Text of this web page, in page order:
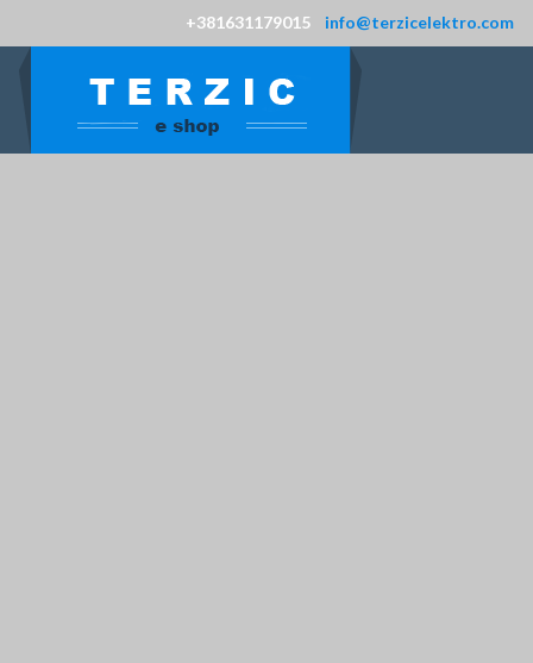
+381631179015 info@terzicelektro.com